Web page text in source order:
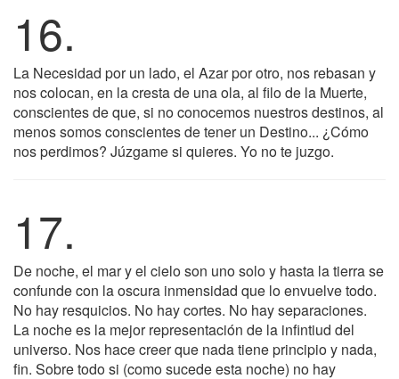
16.
La Necesidad por un lado, el Azar por otro, nos rebasan y
nos colocan, en la cresta de una ola, al filo de la Muerte,
conscientes de que, si no conocemos nuestros destinos, al
menos somos conscientes de tener un Destino... ¿Cómo
nos perdimos? Júzgame si quieres. Yo no te juzgo.
17.
De noche, el mar y el cielo son uno solo y hasta la tierra se
confunde con la oscura inmensidad que lo envuelve todo.
No hay resquicios. No hay cortes. No hay separaciones.
La noche es la mejor representación de la infintiud del
universo. Nos hace creer que nada tiene principio y nada,
fin. Sobre todo si (como sucede esta noche) no hay